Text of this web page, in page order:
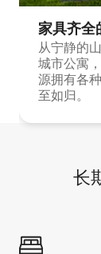
家具齐全
从宁静的
城市公寓
源拥有各
至如归。
长